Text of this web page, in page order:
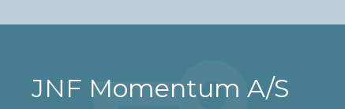
JNF Momentum A/S